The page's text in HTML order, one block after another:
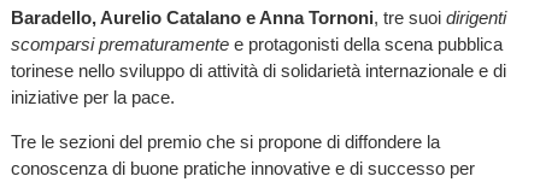
Baradello, Aurelio Catalano e Anna Tornoni, tre suoi dirigenti
scomparsi prematuramente e protagonisti della scena pubblica
torinese nello sviluppo di attività di solidarietà internazionale e di
iniziative per la pace.
Tre le sezioni del premio che si propone di diffondere la
conoscenza di buone pratiche innovative e di successo per